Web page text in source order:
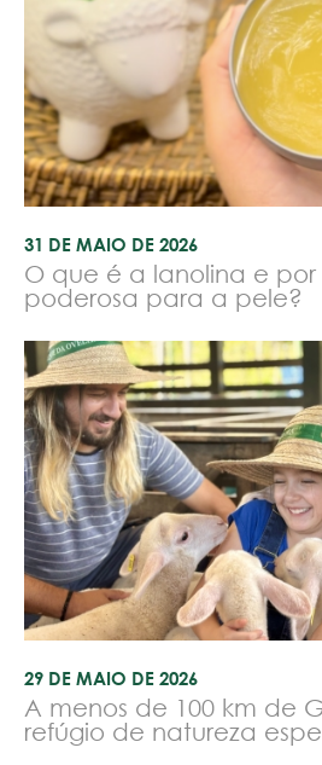
31 DE MAIO DE 2026
O que é a lanolina e
poderosa para a pele?
29 DE MAIO DE 2026
A menos de 100 km de
refúgio de natureza